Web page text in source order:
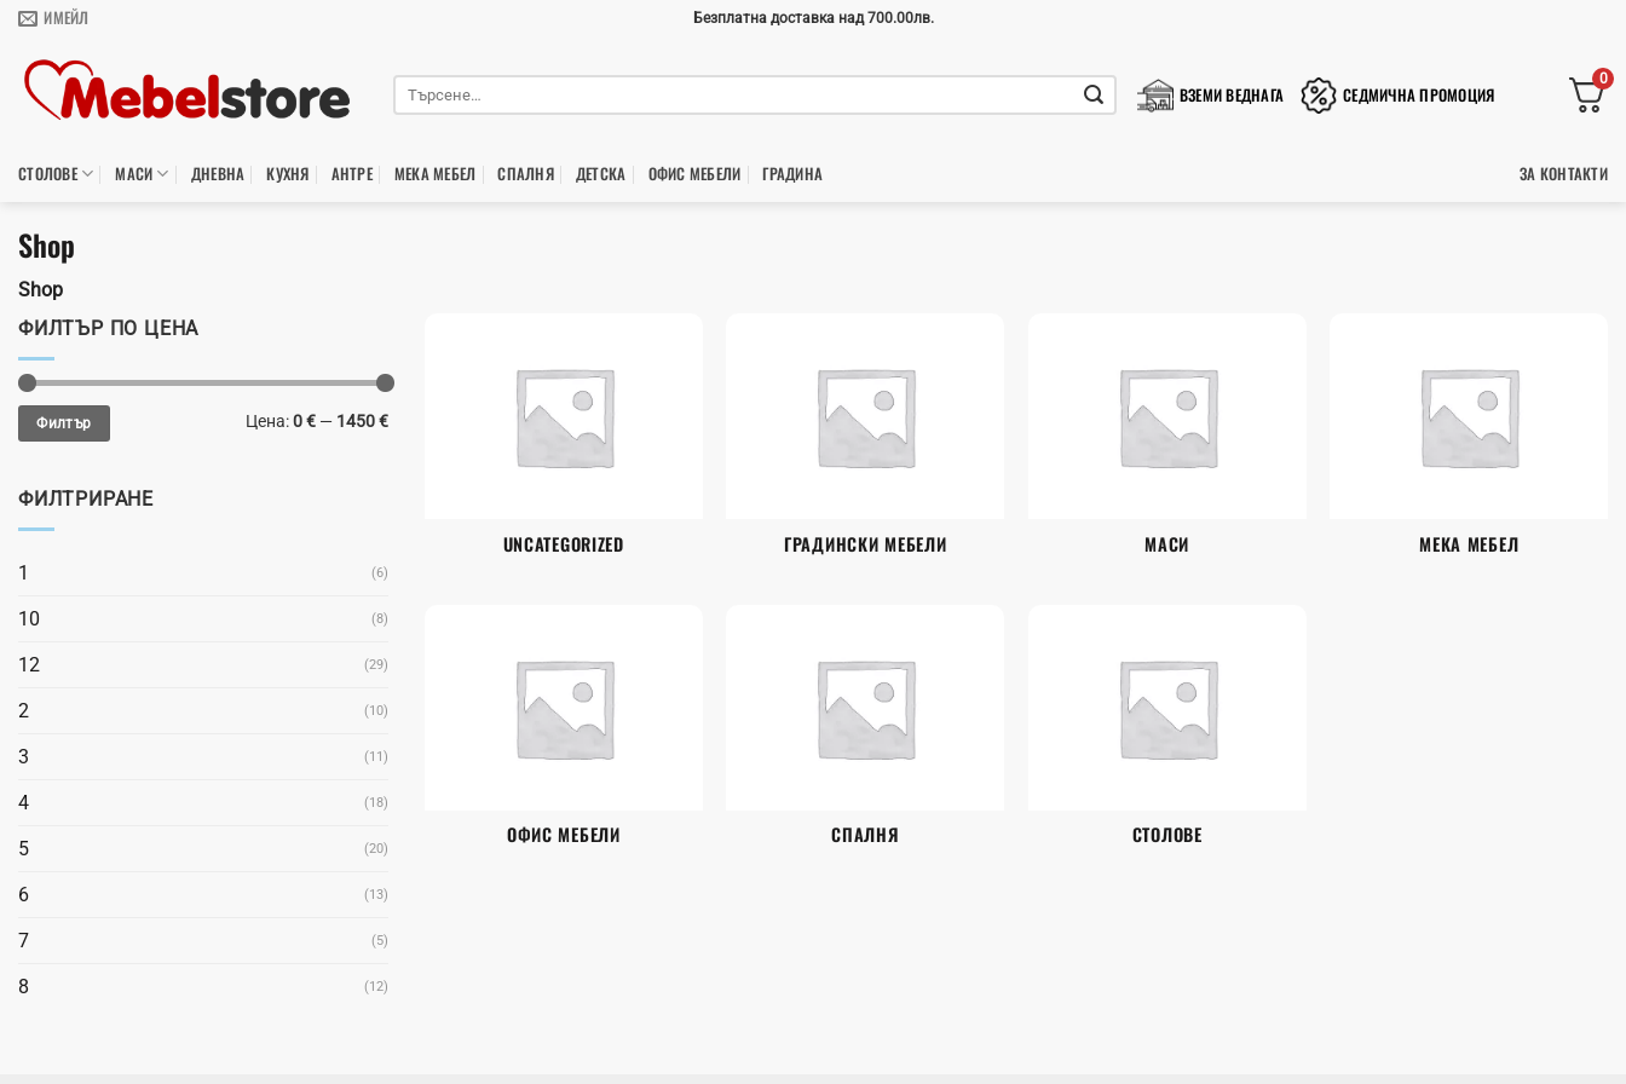
Skip
content
ИМЕЙЛ Безплатна доставка над 700.00лв.
ВЗЕМИ ВЕДНАГА СЕДМИЧНА ПРОМОЦИЯ
0
СТОЛОВЕ МАСИ ДНЕВНА КУХНЯ АНТРЕ МЕКА МЕБЕЛ СПАЛНЯ ДЕТСКА ОФИС МЕБЕЛИ ГРАДИНA ЗА КОНТАКТИ
Shop
Shop
ФИЛТЪР ПО ЦЕНА
Минимална
цена
Максимална
цена
Филтър Цена:0 € — 1450 €
ФИЛТРИРАНЕ
1 (6)
10 (8)
12 (29)
2 (10)
3 (11)
4 (18)
5 (20)
6 (13)
7 (5)
8 (12)
UNCATEGORIZED ГРАДИНСКИ МЕБЕЛИ МАСИ МЕКА МЕБЕЛ
ОФИС МЕБЕЛИ СПАЛНЯ СТОЛОВЕ